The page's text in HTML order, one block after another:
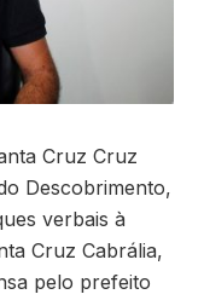
Cruz Cruz
Descobrimento,
verbais à
Cruz Cabrália,
pelo prefeito